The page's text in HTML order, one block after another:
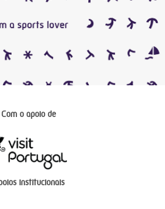
Com o apoio de
institucionais